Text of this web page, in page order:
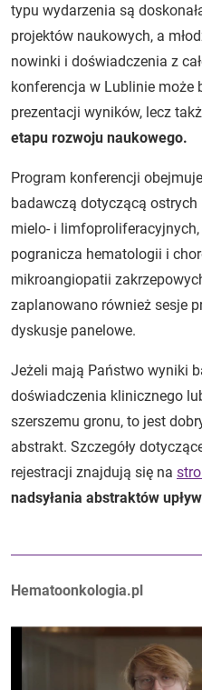
typu wydarzenia są
projektów naukowych, a
nowinki i doświadczenia z
konferencja w Lublinie może
prezentacji wyników, lecz
etapu rozwoju naukowego.
Program konferencji
badawczą dotyczącą
mielo- i
pogranicza hematologii i
mikroangiopatii
zaplanowano również sesje
dyskusje panelowe.
Jeżeli mają Państwo wyniki
doświadczenia klinicznego
szerszemu gronu, to jest
abstrakt. Szczegóły
rejestracji znajdują się na
nadsyłania abstraktów
Autorzy:
Hematoonkologia.pl